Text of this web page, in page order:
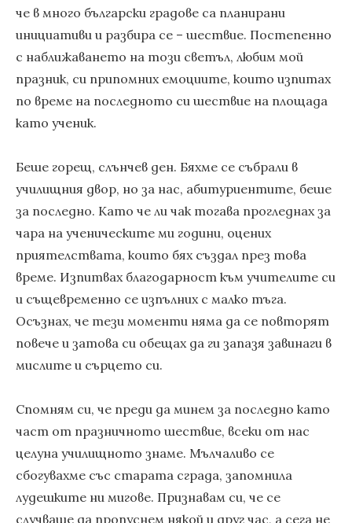
че в много български градове са планирани
инициативи и разбира се – шествие. Постепенно
с наближаването на този светъл, любим мой
празник, си припомних емоциите, които изпитах
по време на последното си шествие на площада
като ученик.
Беше горещ, слънчев ден. Бяхме се събрали в
училищния двор, но за нас, абитуриентите, беше
за последно. Като че ли чак тогава прогледнах за
чара на ученическите ми години, оцених
приятелствата, които бях създал през това
време. Изпитвах благодарност към учителите си
и същевременно се изпълних с малко тъга.
Осъзнах, че тези моменти няма да се повторят
повече и затова си обещах да ги запазя завинаги в
мислите и сърцето си.
Спомням си, че преди да минем за последно като
част от празничното шествие, всеки от нас
целуна училищното знаме. Мълчаливо се
сбогувахме със старата сграда, запомнила
лудешките ни мигове. Признавам си, че се
случваше да пропуснем някой и друг час, а сега не